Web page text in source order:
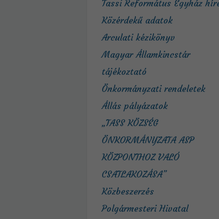
Tassi Református Egyház
Közérdekű adatok
Arculati kézikönyv
Magyar Államkincstár
tájékoztató
Önkormányzati rendeletek
Állás pályázatok
„TASS KÖZSÉG
ÖNKORMÁNYZATA ASP
KÖZPONTHOZ VALÓ
CSATLAKOZÁSA”
Közbeszerzés
Polgármesteri Hivatal